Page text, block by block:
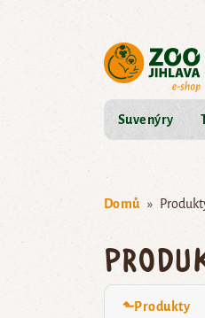
Suvenýry
Domů
⬑Produkty